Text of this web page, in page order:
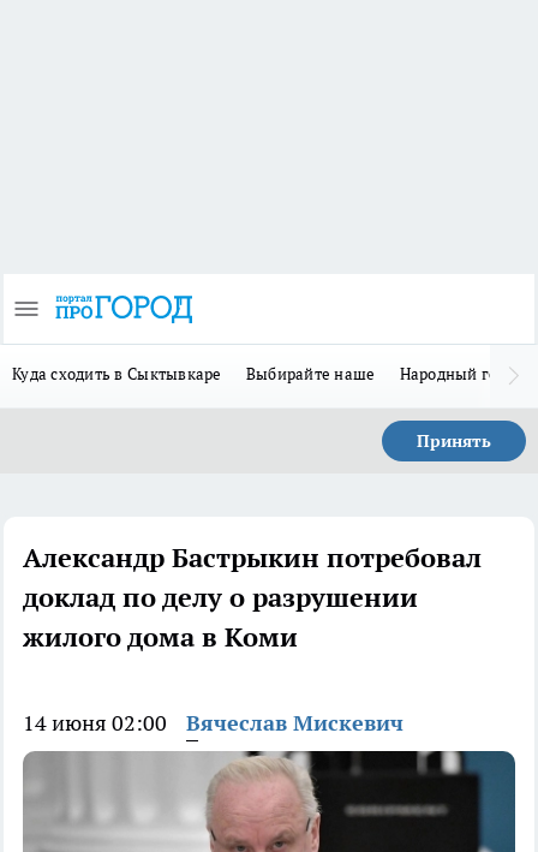
Куда сходить в Сыктывкаре Выбирайте наше Народный герой-
Принять
Александр Бастрыкин потребовал
доклад по делу о разрушении
жилого дома в Коми
14 июня 02:00 Вячеслав Мискевич